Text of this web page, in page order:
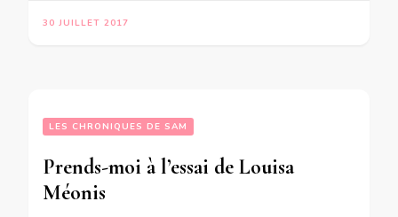
30 JUILLET 2017
LES CHRONIQUES DE SAM
Prends-moi à l’essai de Louisa
Méonis